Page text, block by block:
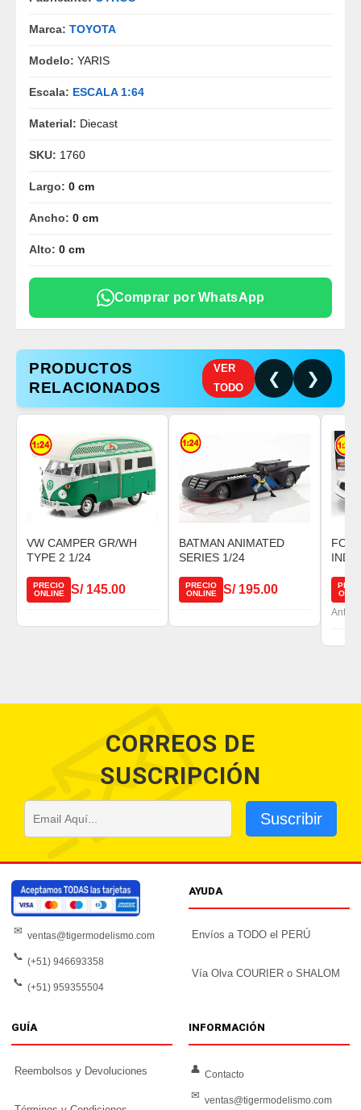
Marca: TOYOTA
Modelo: YARIS
Escala: ESCALA 1:64
Material: Diecast
SKU: 1760
Largo: 0 cm
Ancho: 0 cm
Alto: 0 cm
Comprar por WhatsApp
PRODUCTOS
RELACIONADOS
VER
TODO
❮ ❯
VW CAMPER GR/WH
TYPE 2 1/24
PRECIO
ONLINE
S/ 145.00
BATMAN ANIMATED
SERIES 1/24
PRECIO
ONLINE
S/ 195.00
Antes
CORREOS DE
SUSCRIPCIÓN
Suscribir
✉ ventas@tigermodelismo.com
📞 (+51) 946693358
📞 (+51) 959355504
AYUDA
Envíos a TODO el PERÚ
Vía Olva COURIER o SHALOM
GUÍA
Reembolsos y Devoluciones
INFORMACIÓN
👤 Contacto
✉ ventas@tigermodelismo.com